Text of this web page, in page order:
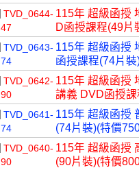
TVD_0644-
47
115年 超級函授
D函授課程(49片
TVD_0643-
74
115年 超級函授
函授課程(74片
TVD_0642-
90
115年 超級函授
講義 DVD函授
TVD_0641-
74
115年 超級函授
(74片裝)(特價
TVD_0640-
90
115年 超級函授
(90片裝)(特價